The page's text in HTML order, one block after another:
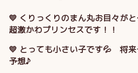
💛 くりっくりのまん丸お目々が
超激かわプリンセスです！！
💛 とっても小さい子です💦 将
予想♪